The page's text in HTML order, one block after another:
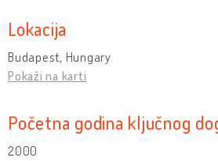
Lokacija
Budapest, Hungary
Pokaži na karti
Početna godina ključnog
2000